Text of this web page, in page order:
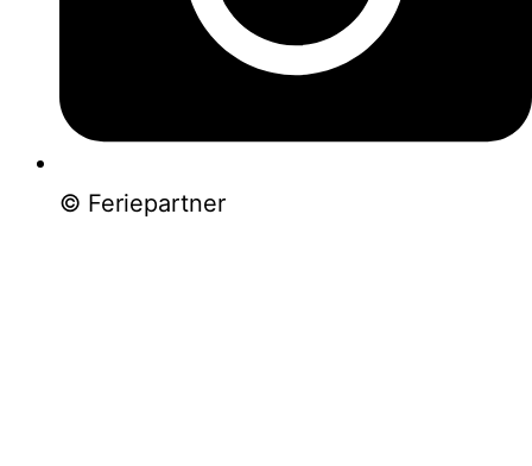
© Feriepartner